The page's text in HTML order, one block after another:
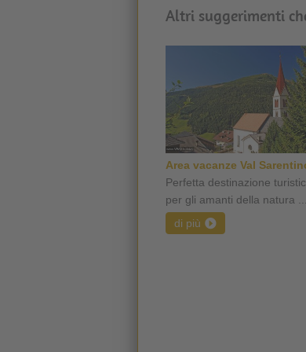
Altri suggerimenti
Area vacanze Val
Perfetta destinazione
per gli amanti della natura ...
di più